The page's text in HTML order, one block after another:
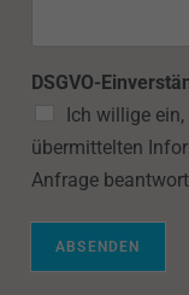
DSGVO-
Ich willige
übermittelten
Anfrage
ABSENDEN